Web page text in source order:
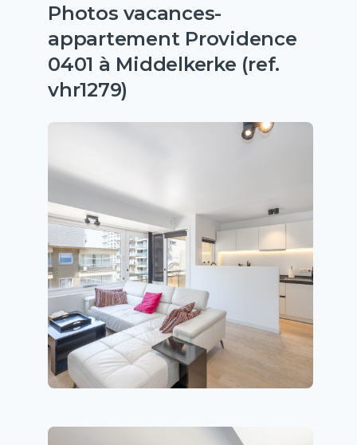
Photos vacances-
appartement Providence
0401 à Middelkerke (ref.
vhr1279)